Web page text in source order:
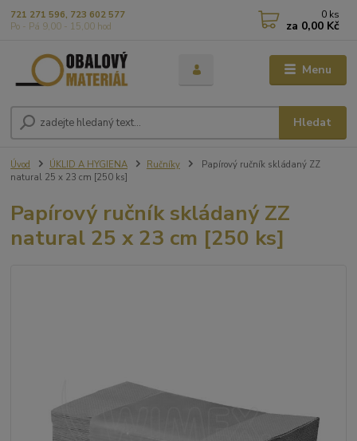
Menu
Hledat
721 271 596, 723 602 577
Po - Pá 9,00 - 15,00 hod
0 ks
za 0,00 Kč
Úvod ÚKLID A HYGIENA Ručníky
Papírový ručník skládaný ZZ
natural 25 x 23 cm [250 ks]
Papírový ručník skládaný ZZ
natural 25 x 23 cm [250 ks]